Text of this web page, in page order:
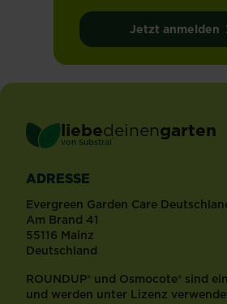
Jetzt anmelden
liebedeinengarten
von Substral ®
ADRESSE
Evergreen Garden Care
Am Brand 41
55116 Mainz
Deutschland
ROUNDUP® und Osmocote® sind
und werden unter Lizenz